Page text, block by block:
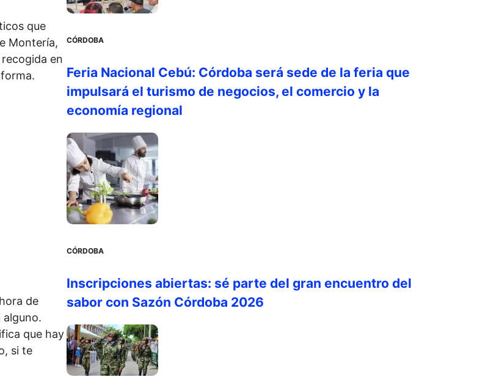
que
Montería,
en
de
que hay
si te
CÓRDOBA
Feria Nacional Cebú: Córdoba será sede de la feria que
impulsará el turismo de negocios, el comercio y la
economía regional
CÓRDOBA
Inscripciones abiertas: sé parte del gran encuentro del
sabor con Sazón Córdoba 2026